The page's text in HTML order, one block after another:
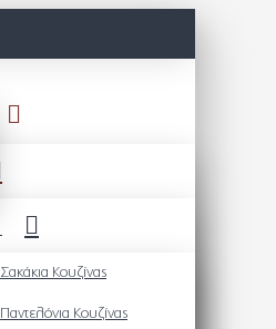
Σακάκια Κουζίνας
Παντελόνια Κουζίνας